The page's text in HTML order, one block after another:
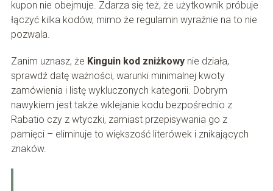
kupon nie obejmuje. Zdarza się też, że użytkownik próbuje
łączyć kilka kodów, mimo że regulamin wyraźnie na to nie
pozwala.
Zanim uznasz, że Kinguin kod zniżkowynie działa,
sprawdź datę ważności, warunki minimalnej kwoty
zamówienia i listę wykluczonych kategorii. Dobrym
nawykiem jest także wklejanie kodu bezpośrednio z
Rabatio czy z wtyczki, zamiast przepisywania go z
pamięci – eliminuje to większość literówek i znikających
znaków.